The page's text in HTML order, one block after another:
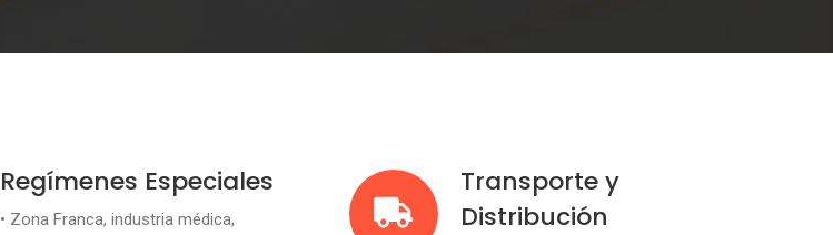
Regímenes Especiales
• Zona Franca, industria médica,
Transporte y
Distribución